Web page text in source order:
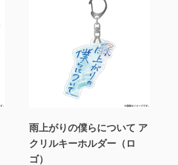
雨上がりの僕らについて ア
クリルキーホルダー（ロ
ゴ）